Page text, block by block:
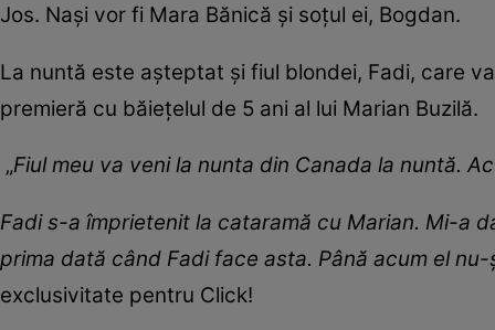
Jos. Nași vor fi Mara Bănică și soțul ei, Bogdan.
La nuntă este așteptat și fiul blondei, Fadi, care
premieră cu băiețelul de 5 ani al lui Marian Buzilă.
„Fiul meu va veni la nunta din Canada la nuntă.
Fadi s-a împrietenit la cataramă cu Marian. Mi-a
prima dată când Fadi face asta. Până acum el
exclusivitate pentru Click!